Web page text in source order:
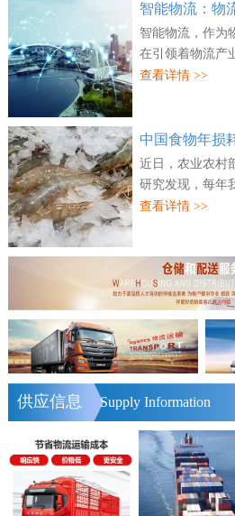
智能物流，作为
在引领着物流产
物流的现状和发
查看详情 >>
近日，农业农村
研究发现，每年
食、肉类、奶类
查看详情 >>
供应信息 Supply Information